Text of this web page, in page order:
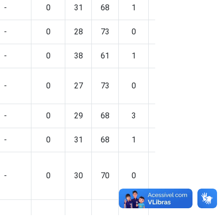
- 0 31 68 1
- 0 28 73 0
- 0 38 61 1
- 0 27 73 0
- 0 29 68 3
- 0 31 68 1
- 0 30 70 0